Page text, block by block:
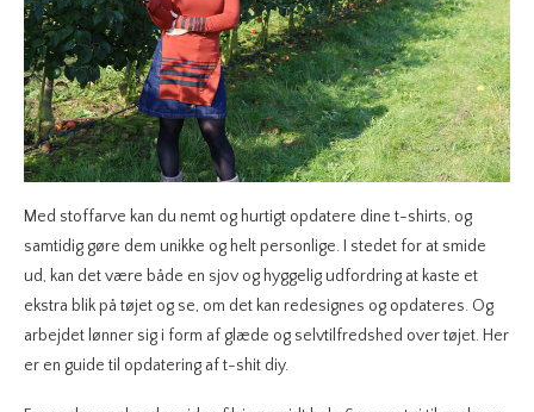
Med stoffarve kan du nemt og hurtigt opdatere dine t-shirts, og
samtidig gøre dem unikke og helt personlige. I stedet for at smide
ud, kan det være både en sjov og hyggelig udfordring at kaste et
ekstra blik på tøjet og se, om det kan redesignes og opdateres. Og
arbejdet lønner sig i form af glæde og selvtilfredshed over tøjet. Her
er en guide til opdatering af t-shit diy.